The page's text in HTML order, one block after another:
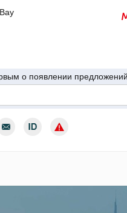
о появлении предложений